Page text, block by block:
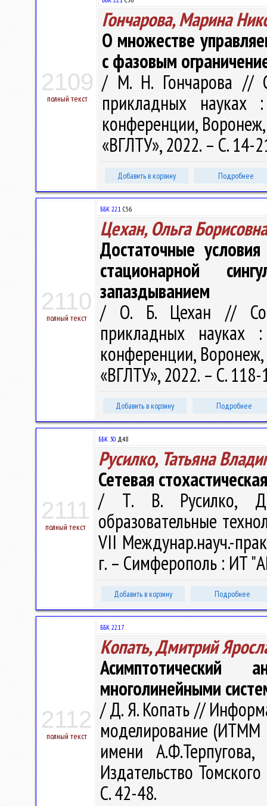
2109
полный текст
Гончарова, Марина
О множестве
с фазовым
/ М. Н. Гончарова //
прикладных науках
конференции,
«ВГЛТУ», 2022. – С. 14-
Добавить в корзину Подробнее
2110
полный текст
ББК 22.1 С56
Цехан, Ольга Борисовна
Достаточные
стационарной
запаздыванием
/ О. Б. Цехан //
прикладных науках
конференции,
«ВГЛТУ», 2022. – С.
Добавить в корзину Подробнее
2111
полный текст
ББК 30.Д48
Русилко, Татьяна
Сетевая
/ Т. В. Русилко, Д.
образовательные
VII Междунар.науч.-
г. – Симферополь : ИТ
Добавить в корзину Подробнее
2112
полный текст
ББК 22.17
Копать, Дмитрий
многолинейными
/ Д. Я. Копать //
моделирование (ИТММ
имени
Издательство
С. 42-48.